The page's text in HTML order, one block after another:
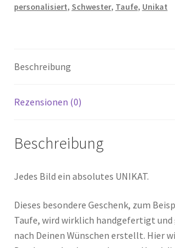
personalisiert, Schwester, Taufe, Unikat
Beschreibung
Rezensionen (0)
Beschreibung
Jedes Bild ein absolutes UNIKAT.
Dieses besondere Geschenk, zum
Taufe, wird wirklich handgefertigt und
nach Deinen Wünschen erstellt. Hier